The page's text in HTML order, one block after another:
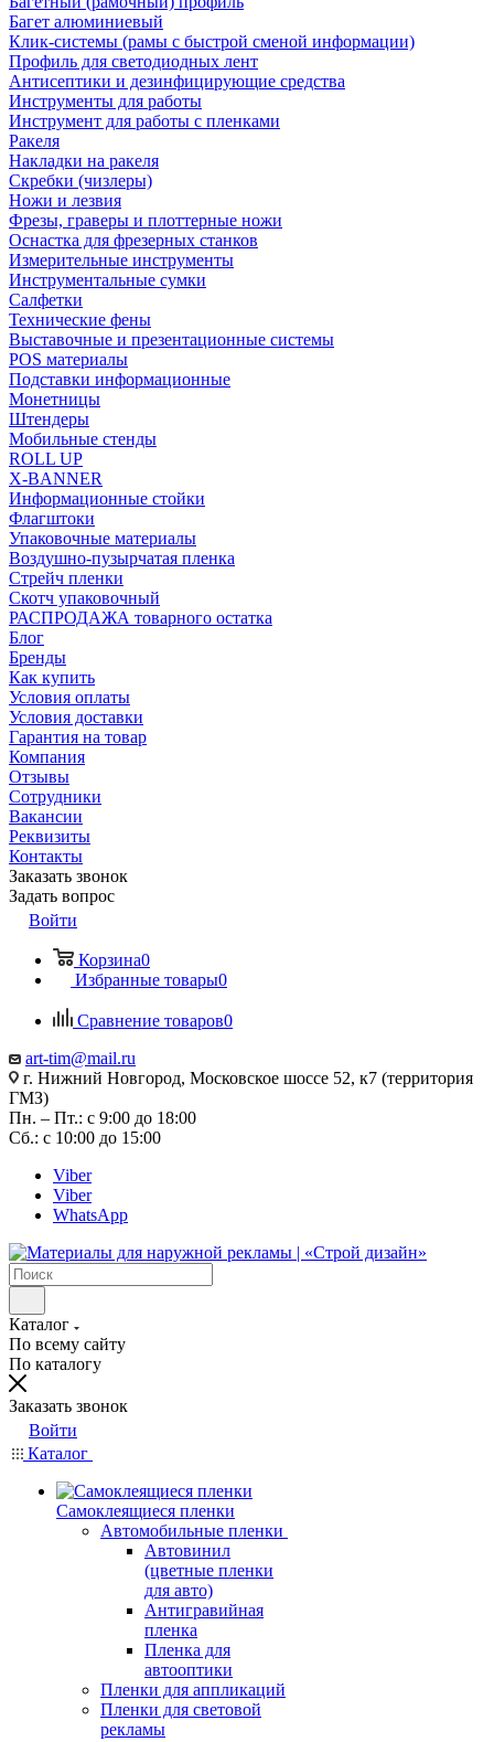
Багет алюминиевый
Клик-системы (рамы с быстрой сменой информации)
Профиль для светодиодных лент
Антисептики и дезинфицирующие средства
Инструменты для работы
Инструмент для работы с пленками
Ракеля
Накладки на ракеля
Скребки (чизлеры)
Ножи и лезвия
Фрезы, граверы и плоттерные ножи
Оснастка для фрезерных станков
Измерительные инструменты
Инструментальные сумки
Салфетки
Технические фены
Выставочные и презентационные системы
POS материалы
Подставки информационные
Монетницы
Штендеры
Мобильные стенды
ROLL UP
X-BANNER
Информационные стойки
Флагштоки
Упаковочные материалы
Воздушно-пузырчатая пленка
Стрейч пленки
Скотч упаковочный
РАСПРОДАЖА товарного остатка
Блог
Бренды
Как купить
Условия оплаты
Условия доставки
Гарантия на товар
Компания
Отзывы
Сотрудники
Вакансии
Реквизиты
Контакты
Заказать звонок
Задать вопрос
Войти
Корзина0
Избранные товары0
Сравнение товаров0
art-tim@mail.ru
г. Нижний Новгород, Московское шоссе 52, к7 (территория
ГМЗ)
Пн. – Пт.: с 9:00 до 18:00
Сб.: с 10:00 до 15:00
Viber
Viber
WhatsApp
Каталог
По всему сайту
По каталогу
Заказать звонок
Войти
Каталог
Самоклеящиеся пленки
Автомобильные пленки
Автовинил
(цветные пленки
для авто)
Антигравийная
пленка
Пленка для
автооптики
Пленки для аппликаций
Пленки для световой
рекламы